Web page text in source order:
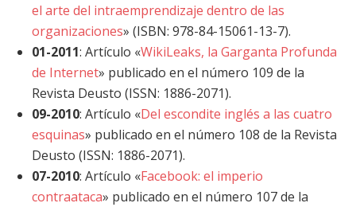
el arte del intraemprendizaje dentro de las
organizaciones» (ISBN: 978-84-15061-13-7).
01-2011: Artículo «WikiLeaks, la Garganta Profunda
de Internet» publicado en el número 109 de la
Revista Deusto (ISSN: 1886-2071).
09-2010: Artículo «Del escondite inglés a las cuatro
esquinas» publicado en el número 108 de la Revista
Deusto (ISSN: 1886-2071).
07-2010: Artículo «Facebook: el imperio
contraataca» publicado en el número 107 de la